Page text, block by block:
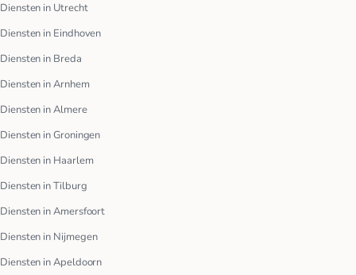
Diensten in Utrecht
Diensten in Eindhoven
Diensten in Breda
Diensten in Arnhem
Diensten in Almere
Diensten in Groningen
Diensten in Haarlem
Diensten in Tilburg
Diensten in Amersfoort
Diensten in Nijmegen
Diensten in Apeldoorn